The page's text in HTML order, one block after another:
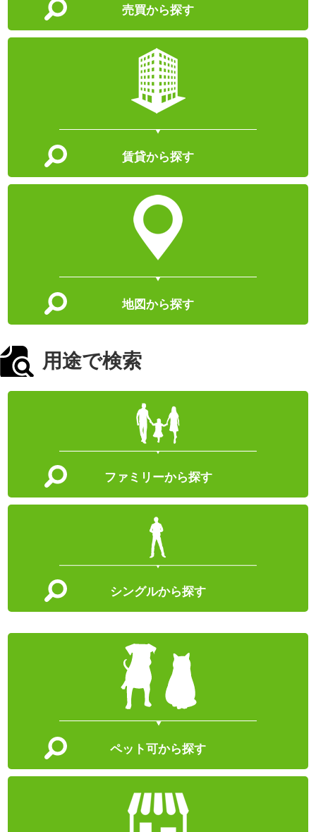
売買から探す
賃貸から探す
地図から探す
用途で検索
ファミリーから探す
シングルから探す
ペット可から探す